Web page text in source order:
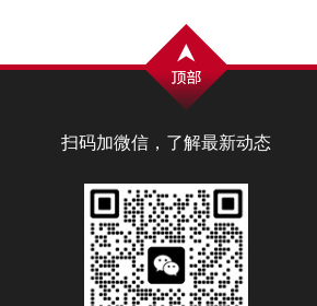
扫码加微信，了解最新动态